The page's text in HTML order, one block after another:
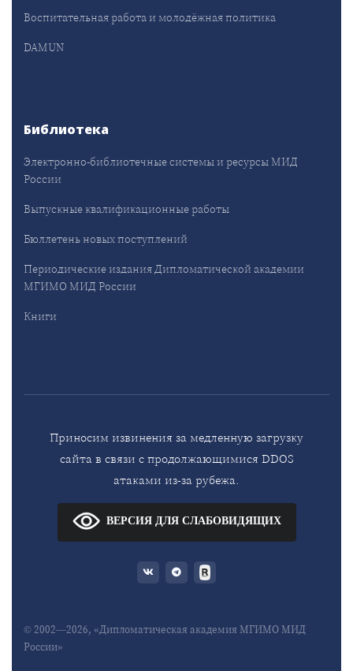
Воспитательная работа и молодёжная политика
DAMUN
Библиотека
Электронно-библиотечные системы и ресурсы МИД
России
Выпускные квалификационные работы
Бюллетень новых поступлений
Периодические издания Дипломатической академии
МГИМО МИД России
Книги
Приносим извинения за медленную загрузку
сайта в связи с продолжающимися DDOS
атаками из-за рубежа.
ВЕРСИЯ ДЛЯ СЛАБОВИДЯЩИХ
© 2002—2026, «Дипломатическая академия МГИМО МИД
России»